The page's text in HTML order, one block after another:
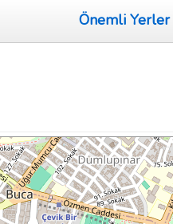
Önemli Yerler